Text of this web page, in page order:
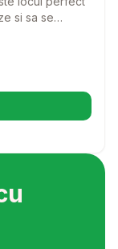
si sa se
l
într-o filă nouă)